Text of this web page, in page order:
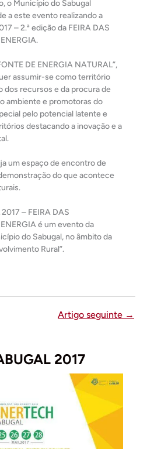
o Município do Sabugal
a este evento realizando a
– 2.ª edição da FEIRA DAS
DE ENERGIA NATURAL”,
assumir-se como território
dos recursos e da procura de
ambiente e promotoras do
pelo potencial latente e
destacando a inovação e a
um espaço de encontro de
do que acontece
– FEIRA DAS
é um evento da
do Sabugal, no âmbito da
Rural”.
Artigo seguinte →
2017